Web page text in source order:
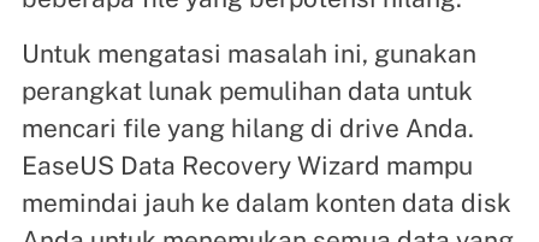
Untuk mengatasi masalah ini, gunakan
perangkat lunak pemulihan data untuk
mencari file yang hilang di drive Anda.
EaseUS Data Recovery Wizard mampu
memindai jauh ke dalam konten data disk